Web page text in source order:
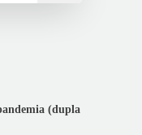
(dupla